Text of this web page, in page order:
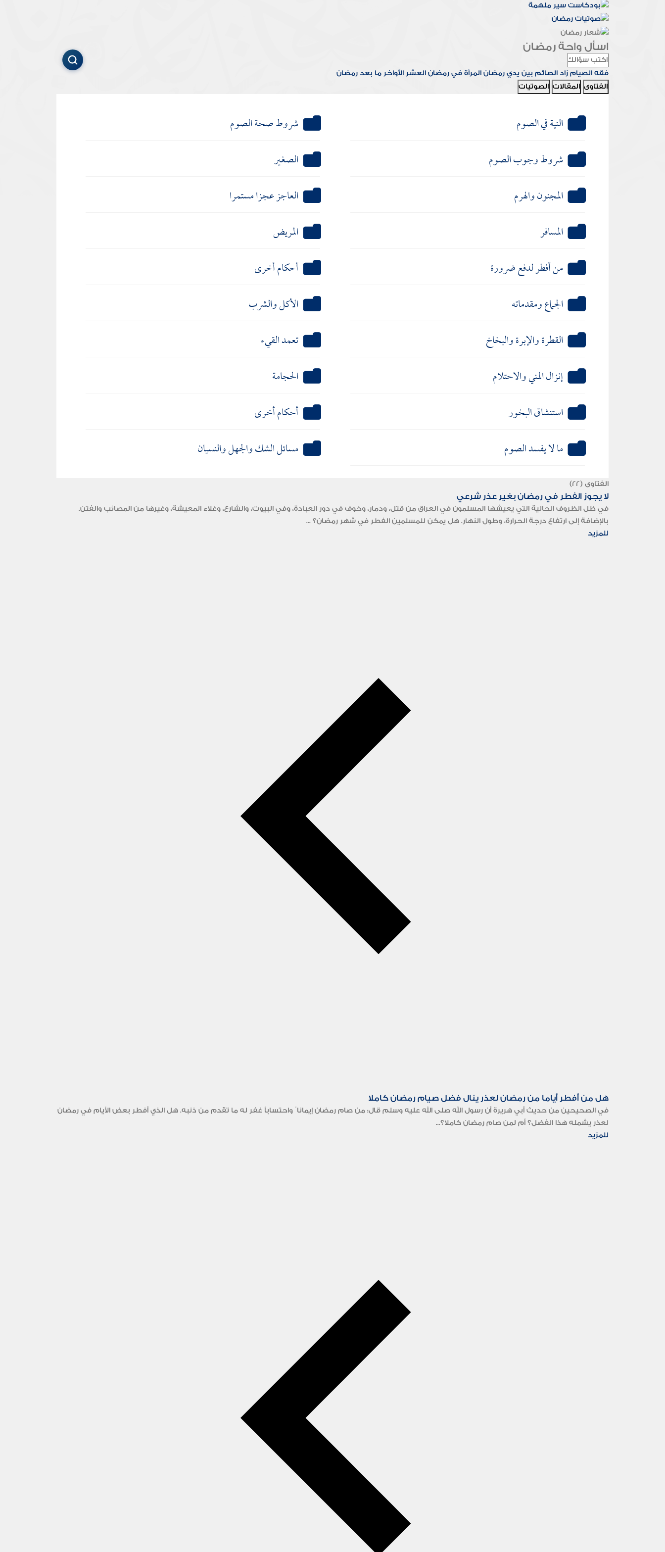
اسأل واحة رمضان
فقه الصيام زاد الصائم بين يدي رمضان المرأة في رمضان العشر الأواخر ما بعد رمضان
الفتاوى المقالات الصوتيات
النية في الصوم
شروط صحة الصوم
شروط وجوب الصوم
الصغير
المجنون والهرم
العاجز عجزا مستمرا
المسافر
المريض
من أفطر لدفع ضرورة
أحكام أخرى
الجماع ومقدماته
الأكل والشرب
القطرة والإبرة والبخاخ
تعمد القيء
إنزال المني والاحتلام
الحجامة
استنشاق البخور
أحكام أخرى
ما لا يفسد الصوم
مسائل الشك والجهل والنسيان
الفتاوى (22)
لا يجوز الفطر في رمضان بغير عذر شرعي
في ظل الظروف الحالية التي يعيشها المسلمون في العراق من قتل، ودمار، وخوف في دور العبادة، وفي البيوت، والشارع، وغلاء المعيشة، وغيرها من المصائب والفتن.
بالإضافة إلى ارتفاع درجة الحرارة، وطول النهار. هل يمكن للمسلمين الفطر في شهر رمضان؟ ...
للمزيد
هل من أفطر أياما من رمضان لعذر ينال فضل صيام رمضان كاملا
في الصحيحين من حديث أبي هريرة أن رسول الله صلى الله عليه وسلم قال: من صام رمضان إيمانا ً واحتساباً غفر له ما تقدم من ذنبه. هل الذي أفطر بعض الأيام في رمضان
لعذر يشمله هذا الفضل؟ أم لمن صام رمضان كاملا؟...
للمزيد